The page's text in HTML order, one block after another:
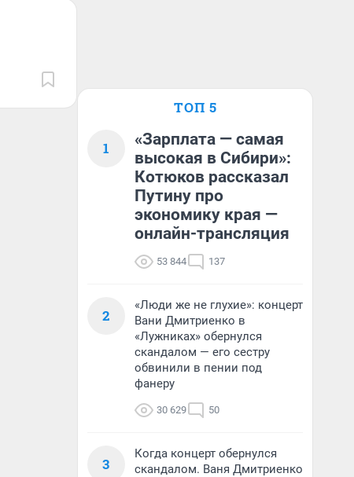
ТОП 5
1
«Зарплата — самая
высокая в Сибири»:
Котюков рассказал
Путину про
экономику края —
онлайн-трансляция
53 844 137
2
«Люди же не глухие»: концерт
Вани Дмитриенко в
«Лужниках» обернулся
скандалом — его сестру
обвинили в пении под
фанеру
30 629 50
3
Когда концерт обернулся
скандалом. Ваня Дмитриенко